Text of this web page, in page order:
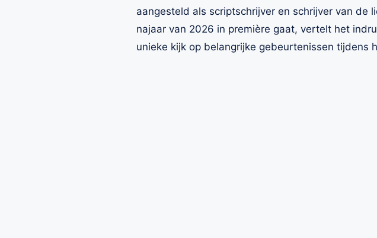
aangesteld als scriptschrijver en schrijver van de
najaar van 2026 in première gaat, vertelt het
unieke kijk op belangrijke gebeurtenissen tijdens